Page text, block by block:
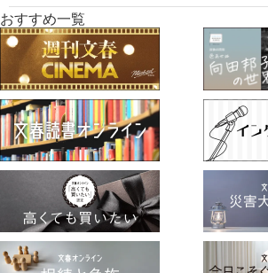
おすすめ一覧